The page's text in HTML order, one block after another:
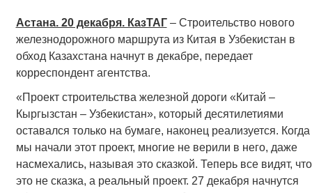
Астана. 20 декабря. КазТАГ– Строительство нового
железнодорожного маршрута из Китая в Узбекистан в
обход Казахстана начнут в декабре, передает
корреспондент агентства.
«Проект строительства железной дороги «Китай –
Кыргызстан – Узбекистан», который десятилетиями
оставался только на бумаге, наконец реализуется. Когда
мы начали этот проект, многие не верили в него, даже
насмехались, называя это сказкой. Теперь все видят, что
это не сказка, а реальный проект. 27 декабря начнутся